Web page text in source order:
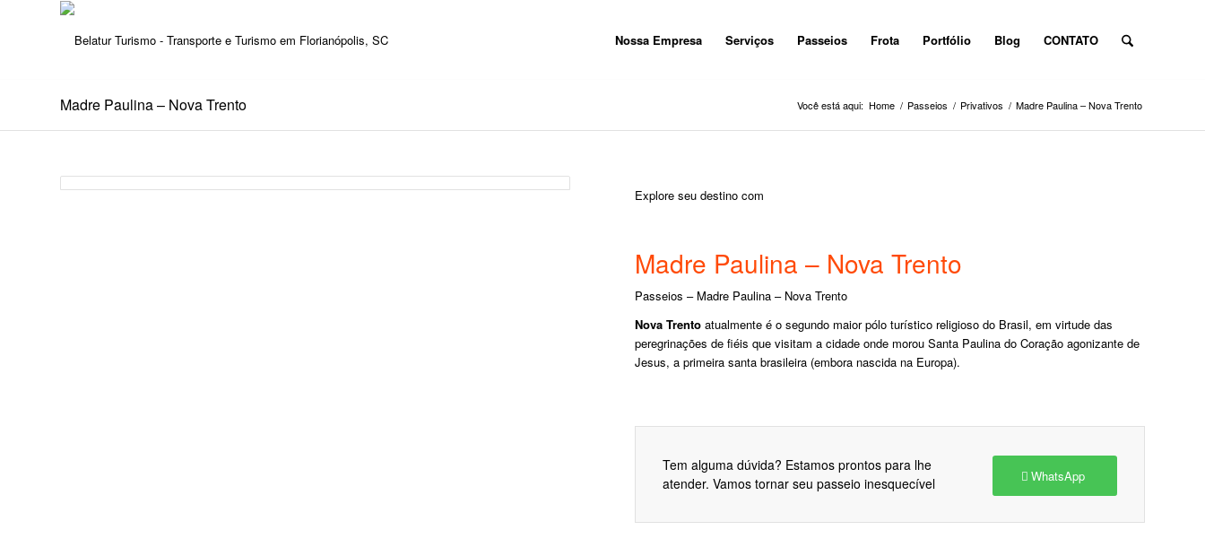
Nossa Empresa Serviços Passeios Frota Portfólio Blog CONTATO
Madre Paulina – Nova Trento Você está aqui: Home / Passeios / Privativos / Madre Paulina – Nova Trento
Explore seu destino com
Madre Paulina – Nova Trento
Passeios – Madre Paulina – Nova Trento
Nova Trento atualmente é o segundo maior pólo turístico religioso do Brasil, em virtude das
peregrinações de fiéis que visitam a cidade onde morou Santa Paulina do Coração agonizante de
Jesus, a primeira santa brasileira (embora nascida na Europa).
Tem alguma dúvida? Estamos prontos para lhe
atender. Vamos tornar seu passeio inesquecível
WhatsApp